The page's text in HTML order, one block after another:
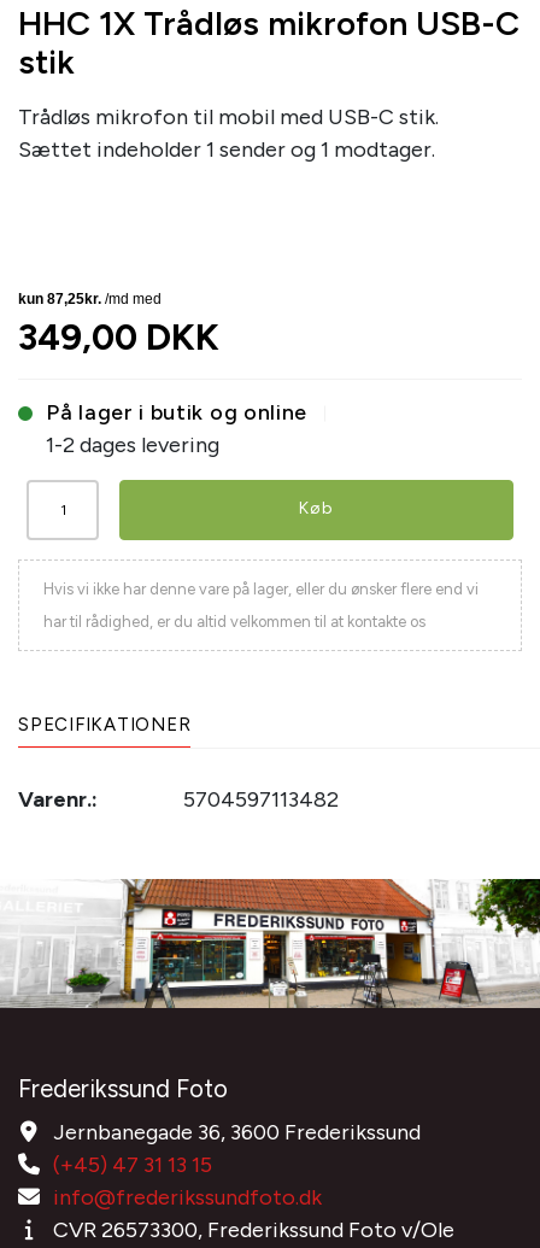
HHC 1X Trådløs mikrofon USB-C
stik
Trådløs mikrofon til mobil med USB-C stik.
Sættet indeholder 1 sender og 1 modtager.
349,00 DKK
På lager i butik og online
1-2 dages levering
Køb
Hvis vi ikke har denne vare på lager, eller du ønsker flere end vi
har til rådighed, er du altid velkommen til at kontakte os
SPECIFIKATIONER
Varenr.: 5704597113482
Frederikssund Foto
Jernbanegade 36, 3600 Frederikssund
(+45) 47 31 13 15
info@frederikssundfoto.dk
CVR 26573300, Frederikssund Foto v/Ole